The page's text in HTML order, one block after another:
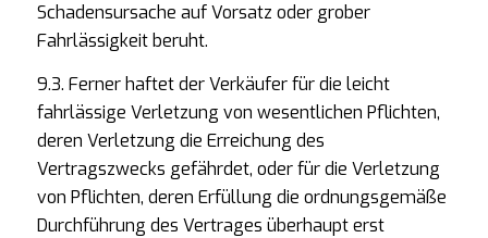
Schadensursache auf Vorsatz oder grober
Fahrlässigkeit beruht.
9.3. Ferner haftet der Verkäufer für die leicht
fahrlässige Verletzung von wesentlichen Pflichten,
deren Verletzung die Erreichung des
Vertragszwecks gefährdet, oder für die Verletzung
von Pflichten, deren Erfüllung die ordnungsgemäße
Durchführung des Vertrages überhaupt erst